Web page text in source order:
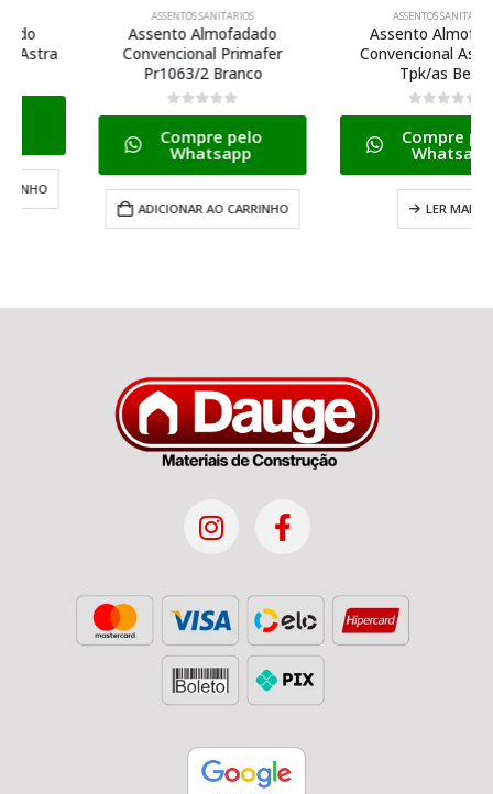
ASSENTOS SANITARIOS
Assento Almofadado
Convencional Primafer
Pr1063/2 Branco
0de 5
Compre pelo
Whatsapp
ADICIONAR AO CARRINHO
ASSENTOS SANITARIOS
Assento Almofadado
Convencional Astra Bg8
Tpk/as Bege
0de 5
Compre pelo
Whatsapp